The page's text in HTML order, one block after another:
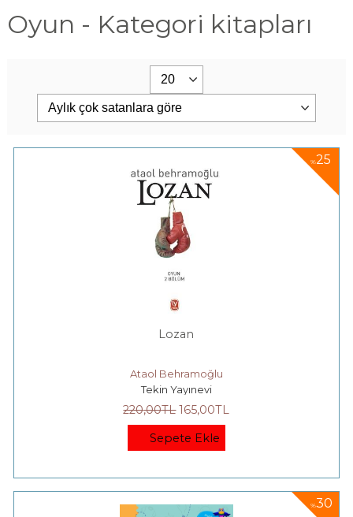
Oyun - Kategori kitapları
%25
Lozan
Ataol Behramoğlu
Tekin Yayınevi
220,00TL 165,00TL
Sepete Ekle
%30